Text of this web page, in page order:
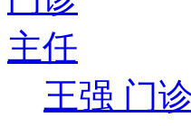
王强 门